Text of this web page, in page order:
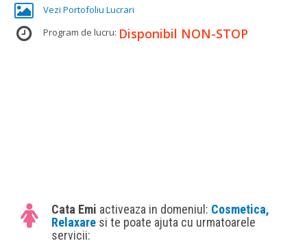
Vezi Portofoliu Lucrari
Program de lucru: Disponibil NON-STOP
Cata Emi activeaza in domeniul: Cosmetica,
Relaxare si te poate ajuta cu urmatoarele
servicii: